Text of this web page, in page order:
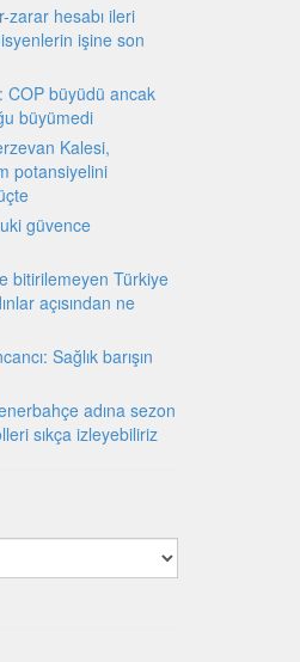
zarar hesabı ileri
işine son
COP büyüdü ancak
büyümedi
Kalesi,
potansiyelini
güvence
bitirilemeyen Türkiye
açısından ne
Sağlık barışın
adına sezon
sıkça izleyebiliriz